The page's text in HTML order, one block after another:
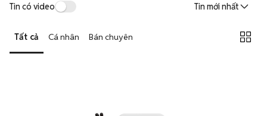
Tin có video Tin mới nhất
Tất cả Cá nhân Bán chuyên